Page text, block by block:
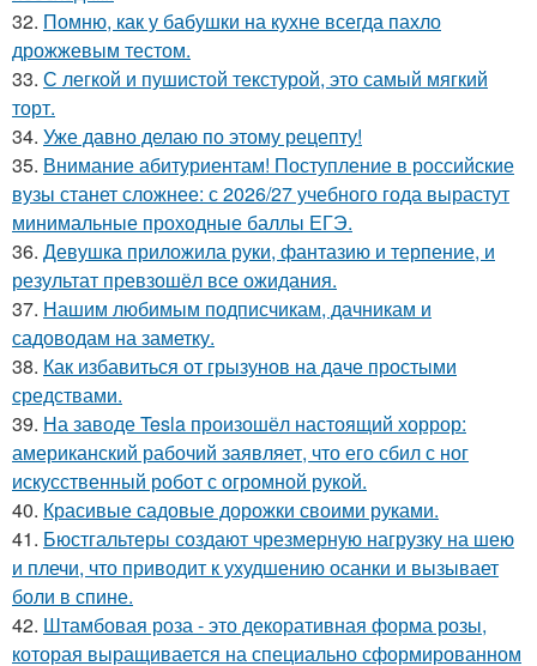
32. Помню, как у бабушки на кухне всегда пахло
дрожжевым тестом.
33. С легкой и пушистой текстурой, это самый мягкий
торт.
34. Уже давно делаю по этому рецепту!
35. Внимание абитуриентам! Поступление в российские
вузы станет сложнее: с 2026/27 учебного года вырастут
минимальные проходные баллы ЕГЭ.
36. Девушка приложила руки, фантазию и терпение, и
результат превзошёл все ожидания.
37. Нашим любимым подписчикам, дачникам и
садоводам на заметку.
38. Как избавиться от грызунов на даче простыми
средствами.
39. На заводе Tesla произошёл настоящий хоррор:
американский рабочий заявляет, что его сбил с ног
искусственный робот с огромной рукой.
40. Красивые садовые дорожки своими руками.
41. Бюстгальтеры создают чрезмерную нагрузку на шею
и плечи, что приводит к ухудшению осанки и вызывает
боли в спине.
42. Штамбовая роза - это декоративная форма розы,
которая выращивается на специально сформированном